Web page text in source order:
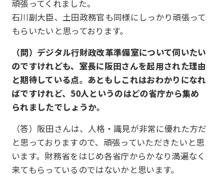
頑張ってくれました。
石川副大臣、土田政務官も同様にしっかり頑張って
もらいたいと思っております。
（問）デジタル行財政改革準備室について伺いたい
のですけれども、室長に阪田さんを起用された理由
と期待している点。あともしこれはおわかりになれ
ばですけれど、50人というのはどの省庁から集め
られましたでしょうか。
（答）阪田さんは、人格・識見が非常に優れた方だ
と思っておりますので、頑張っていただきたいと思
います。財務省をはじめ各省庁からかなり満遍なく
来てもらっているのではないかと思います。